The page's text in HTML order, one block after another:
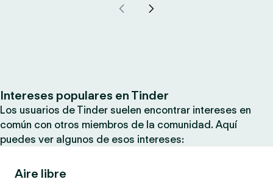
Intereses populares en Tinder
Los usuarios de Tinder suelen encontrar intereses en
común con otros miembros de la comunidad. Aquí
puedes ver algunos de esos intereses:
Aire libre